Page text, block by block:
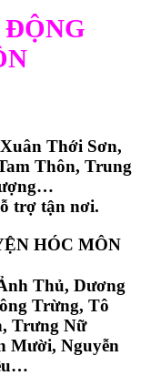
ĐỘNG
Thới Sơn,
Thôn, Trung
trợ tận nơi.
HÓC MÔN
Thủ, Dương
Trừng, Tô
Trưng Nữ
Mười, Nguyễn